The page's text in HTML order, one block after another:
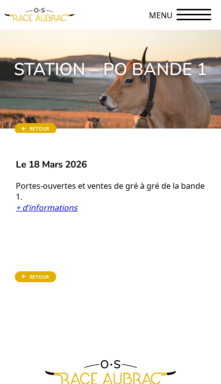
MENU
STATION – PO BANDE 1
RETOUR
Le 18 Mars 2026
Portes-ouvertes et ventes de gré à gré de la bande
1.
+ d’informations
RETOUR